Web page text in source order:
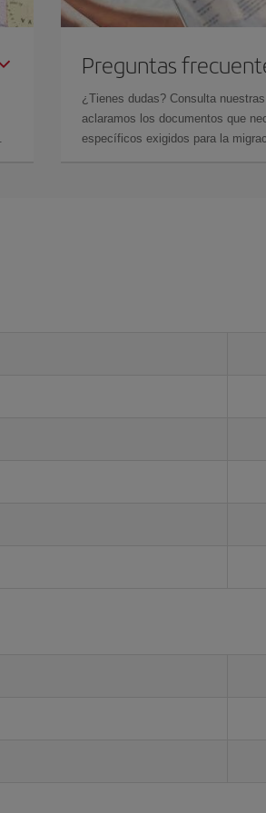
Preguntas
¿Tienes dudas? Consulta nuestras
aclaramos los documentos que
específicos exigidos para la